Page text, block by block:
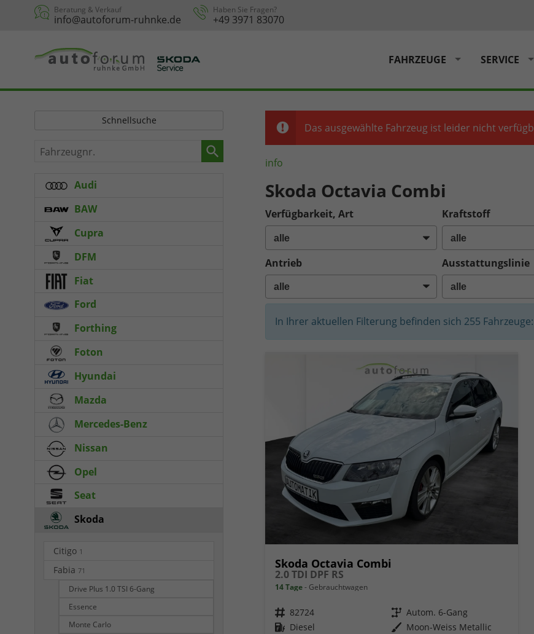
Beratung & Verkauf
info@autoforum-ruhnke.de
Haben Sie Fragen?
+49 3971 83070
FAHRZEUGE SERVICE
Das ausgewählte Fahrzeug ist leider nicht
info
Skoda Octavia Combi
Verfügbarkeit, Art Kraftstoff
Antrieb Ausstattungslinie
In Ihrer aktuellen Filterung befinden sich 255 Fahrzeuge:
Skoda Octavia Combi
2.0 TDI DPF RS
14 Tage Gebrauchtwagen
Fahrzeugnr. 82724 Getriebe Autom. 6-Gang
Kraftstoff Diesel Außenfarbe Moon-Weiss Metallic
Schnellsuche
Fahrzeugnr.
Audi
BAW
Cupra
DFM
Fiat
Ford
Forthing
Foton
Hyundai
Mazda
Mercedes-Benz
Nissan
Opel
Seat
Skoda
Citigo 1
Fabia 71
Drive Plus 1.0 TSI 6-Gang
Essence
Monte Carlo